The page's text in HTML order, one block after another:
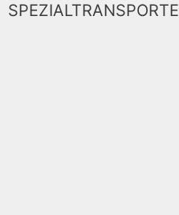
SPEZIALTRANSPORTE